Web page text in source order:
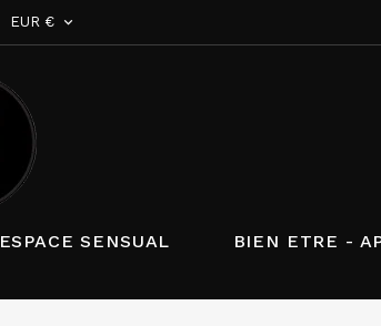
EUR € 
ESPACE SENSUAL BIEN ETRE -